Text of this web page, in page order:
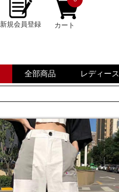
新規会員登録 カート
全部商品 レディース